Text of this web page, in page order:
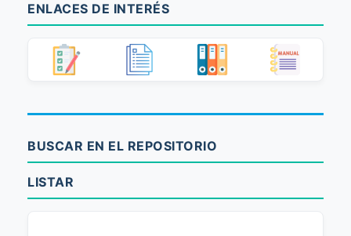
ENLACES DE INTERÉS
BUSCAR EN EL REPOSITORIO
LISTAR